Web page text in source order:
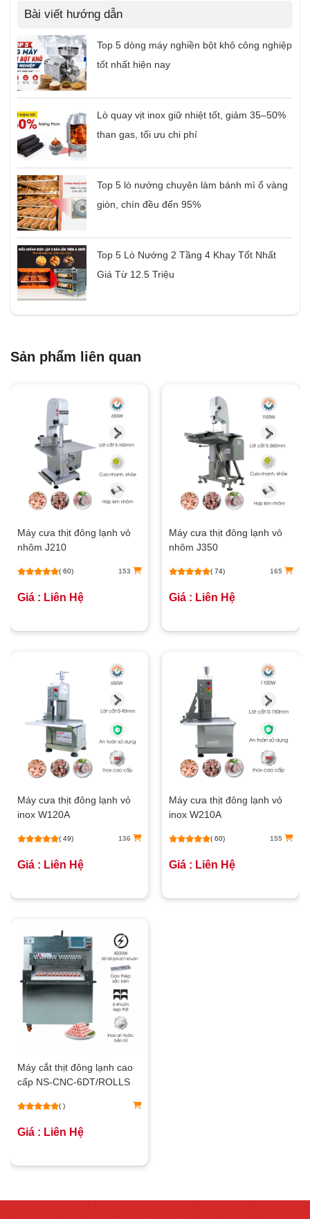
Bài viết hướng dẫn
Top 5 dòng máy nghiền bột khô công nghiệp
tốt nhất hiện nay
Lò quay vịt inox giữ nhiệt tốt, giảm 35–50%
than gas, tối ưu chi phí
Top 5 lò nướng chuyên làm bánh mì ổ vàng
giòn, chín đều đến 95%
Top 5 Lò Nướng 2 Tầng 4 Khay Tốt Nhất
Giá Từ 12.5 Triệu
Sản phẩm liên quan
Máy cưa thịt đông lạnh vỏ
nhôm J210
( 60) 153
Giá : Liên Hệ
Máy cưa thịt đông lạnh vỏ
nhôm J350
( 74) 165
Giá : Liên Hệ
Máy cưa thịt đông lạnh vỏ
inox W120A
( 49) 136
Giá : Liên Hệ
Máy cưa thịt đông lạnh vỏ
inox W210A
( 60) 155
Giá : Liên Hệ
Máy cắt thịt đông lạnh cao
cấp NS-CNC-6DT/ROLLS
( )
Giá : Liên Hệ